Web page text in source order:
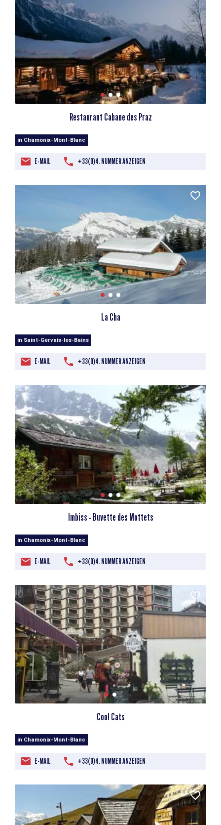
Restaurant Cabane des Praz
in Chamonix-Mont-Blanc
E-MAIL +33(0)4. NUMMER ANZEIGEN
La Cha
in Saint-Gervais-les-Bains
E-MAIL +33(0)4. NUMMER ANZEIGEN
Imbiss - Buvette des Mottets
in Chamonix-Mont-Blanc
E-MAIL +33(0)4. NUMMER ANZEIGEN
Cool Cats
in Chamonix-Mont-Blanc
E-MAIL +33(0)4. NUMMER ANZEIGEN